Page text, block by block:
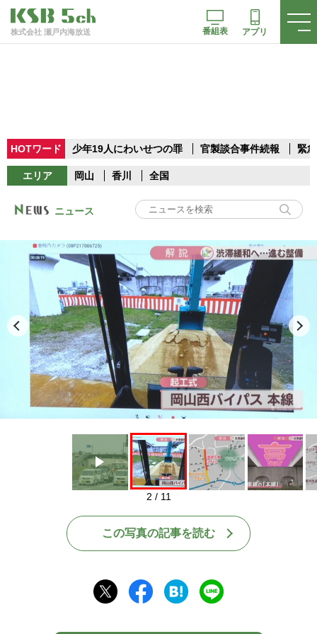
株式会社 瀬戸内海放送 番組表 アプリ
HOTワード 少年19人にわいせつの罪 官製談合事件続報 緊
エリア 岡山 香川 全国
ニュース
Play
2 / 11
この写真の記事を読む